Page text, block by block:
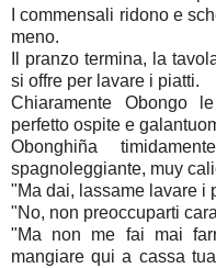
I commensali ridono e
meno.
Il pranzo termina, la
si offre per lavare i piatti.
Chiaramente Obongo
perfetto ospite e
Obonghiña
spagnoleggiante, muy
"Ma dai, lassame lavare i
"No, non preoccuparti
"Ma non me fai mai
mangiare qui a cassa